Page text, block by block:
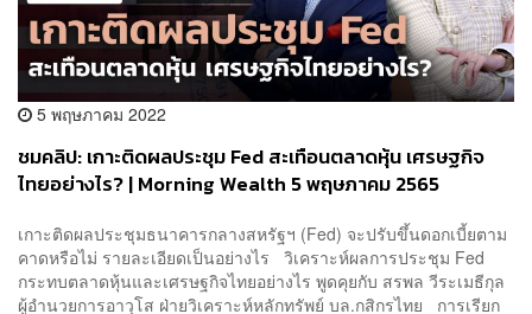
5 พฤษภาคม 2022
ชมคลิป: เกาะติดผลประชุม Fed สะเทือนตลาดหุ้น เศรษฐกิจ
ไทยอย่างไร? | Morning Wealth 5 พฤษภาคม 2565
เกาะติดผลประชุมธนาคารกลางสหรัฐฯ (Fed) จะปรับขึ้นดอกเบี้ยตาม
คาดหรือไม่ รายละเอียดเป็นอย่างไร วิเคราะห์ผลการประชุม Fed
กระทบตลาดหุ้นและเศรษฐกิจไทยอย่างไร พูดคุยกับ สรพล วีระเมธีกุล
ผู้อำนวยการอาวุโส ฝ่ายวิเคราะห์หลักทรัพย์ บล.กสิกรไทย การเรียก